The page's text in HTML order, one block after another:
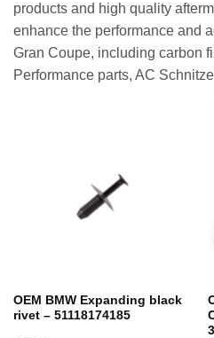
products and high quality
enhance the performance and
Gran Coupe, including carbon
Performance parts, AC
OEM BMW Expanding black
rivet – 51118174185